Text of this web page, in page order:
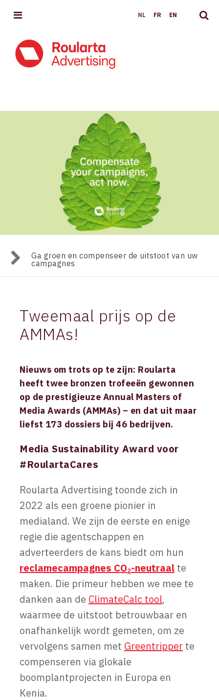
MENU
Ga groen en compenseer de uitstoot van uw
campagnes
Tweemaal prijs op de
AMMAs!
Nieuws om trots op te zijn: Roularta
heeft twee bronzen trofeeën gewonnen
op de prestigieuze Annual Masters of
Media Awards (AMMAs) – en dat uit maar
liefst 173 dossiers bij 46 bedrijven.
Media Sustainability Award voor
#RoulartaCares
Roularta Advertising toonde zich in
2022 als een groene pionier in
medialand. We zijn de eerste en enige
regie die agentschappen en
adverteerders de kans biedt om hun
reclamecampagnes CO2-neutraal te
maken. Die primeur hebben we mee te
danken aan de ClimateCalc tool,
waarmee de uitstoot betrouwbaar en
onafhankelijk wordt gemeten, om ze
vervolgens samen met Greentripper te
compenseren via glokale
boomplantprojecten in Europa en
Kenia.